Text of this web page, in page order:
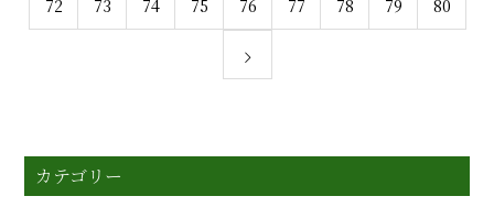
72 73 74 75 76 77 78 79 80
カテゴリー